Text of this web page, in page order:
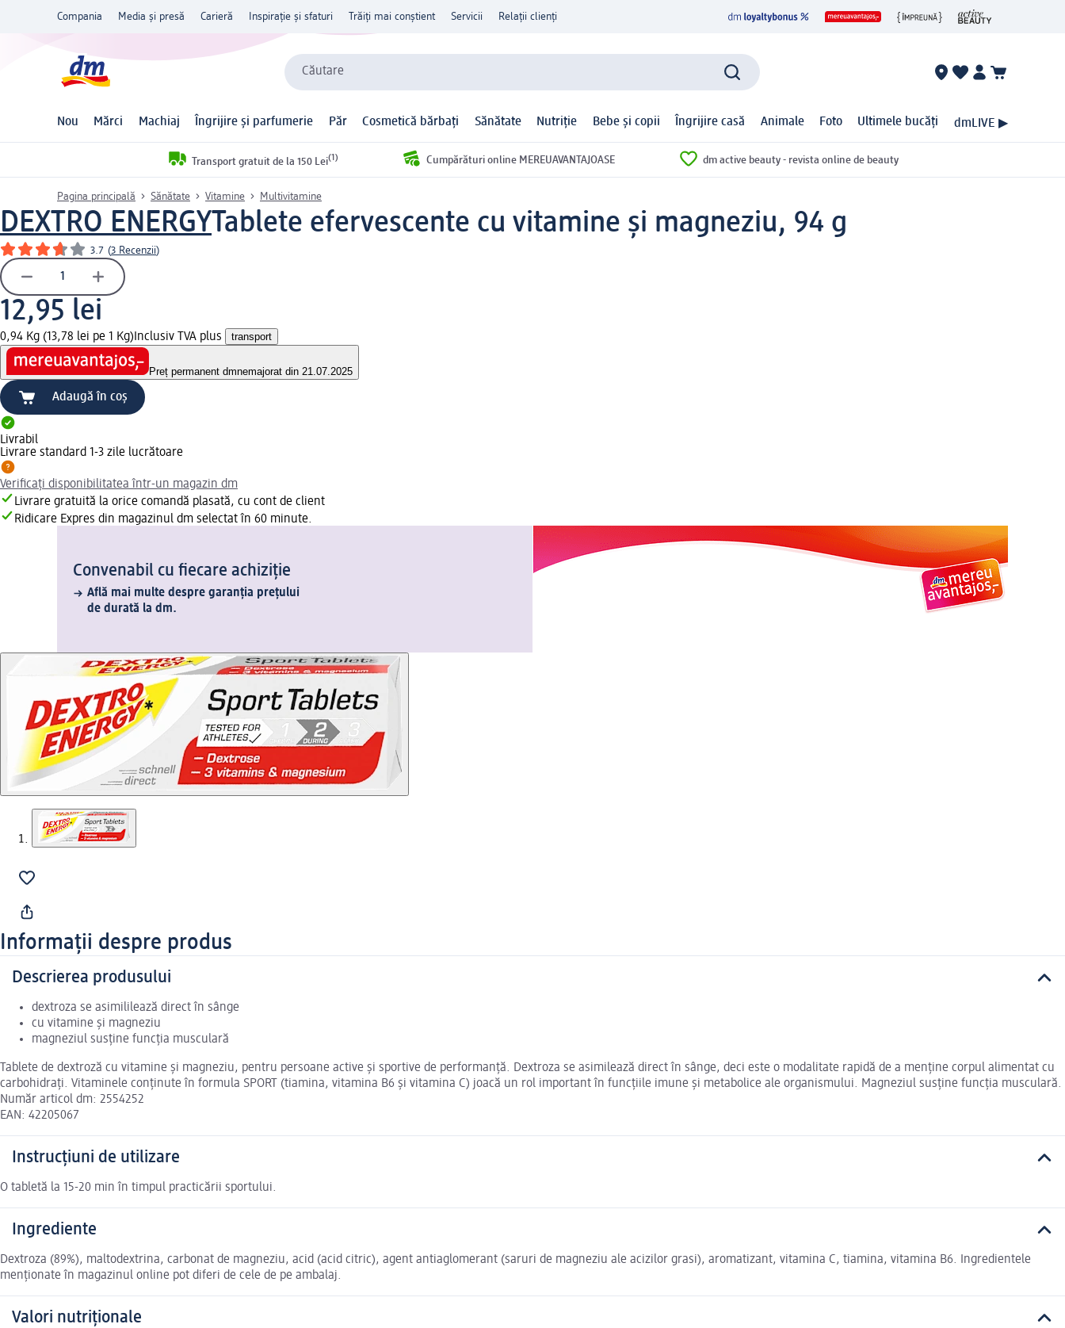
Compania Media și presă Carieră Inspirație și sfaturi Trăiți mai conștient Servicii Relații clienți
Căutare
Nou Mărci Machiaj Îngrijire și parfumerie Păr Cosmetică bărbați Sănătate Nutriție Bebe și copii Îngrijire casă Animale Foto Ultimele bucăți dmLIVE ▶
Transport gratuit de la 150 Lei(1) Cumpărături online MEREUAVANTAJOASE dm active beauty - revista online de beauty
Pagina principală Sănătate Vitamine Multivitamine
DEXTRO ENERGYTablete efervescente cu vitamine și magneziu, 94 g
3.7 (3 Recenzii)
12,95 lei
0,94 Kg (13,78 lei pe 1 Kg) Inclusiv TVA plus transport
Preț permanent dmnemajorat din 21.07.2025
Adaugă în coș
Livrabil
Livrare standard 1-3 zile lucrătoare
Verificați disponibilitatea într-un magazin dm
Livrare gratuită la orice comandă plasată, cu cont de client
Ridicare Expres din magazinul dm selectat în 60 minute.
Convenabil cu fiecare achiziție
Află mai multe despre garanția prețului
de durată la dm.
Informații despre produs
Descrierea produsului
dextroza se asimililează direct în sânge
cu vitamine și magneziu
magneziul susține funcția musculară
Tablete de dextroză cu vitamine și magneziu, pentru persoane active și sportive de performanță. Dextroza se asimilează direct în sânge, deci este o modalitate rapidă de a menține corpul alimentat cu
carbohidrați. Vitaminele conținute în formula SPORT (tiamina, vitamina B6 și vitamina C) joacă un rol important în funcțiile imune și metabolice ale organismului. Magneziul susține funcția musculară.
Număr articol dm: 2554252
EAN: 42205067
Instrucțiuni de utilizare
O tabletă la 15-20 min în timpul practicării sportului.
Ingrediente
Dextroza (89%), maltodextrina, carbonat de magneziu, acid (acid citric), agent antiaglomerant (saruri de magneziu ale acizilor grasi), aromatizant, vitamina C, tiamina, vitamina B6. Ingredientele
menționate în magazinul online pot diferi de cele de pe ambalaj.
Valori nutriționale